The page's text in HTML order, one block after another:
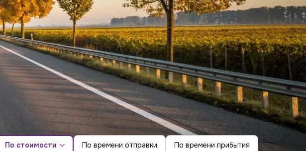
По стоимости По времени отправки По времени прибытия